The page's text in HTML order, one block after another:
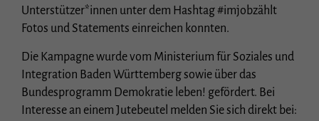
Unterstützer*innen unter dem Hashtag #imjobzählt
Fotos und Statements einreichen konnten.
Die Kampagne wurde vom Ministerium für Soziales und
Integration Baden Württemberg sowie über das
Bundesprogramm Demokratie leben! gefördert. Bei
Interesse an einem Jutebeutel melden Sie sich direkt bei:
Inhalte von Videoplattformen und Social-Media-Plattformen werden
standardmäßig blockiert. Wenn Cookies von externen Medien akzeptiert werden,
bedarf der Zugriff auf diese Inhalte keiner manuellen Einwilligung mehr.
Cookie-Informationen anzeigen
Datenschutzerklärung